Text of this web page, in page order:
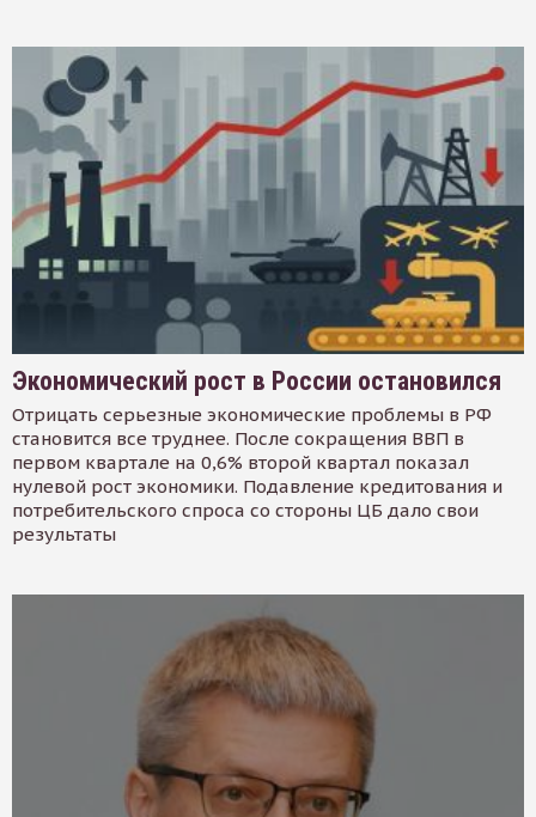
Экономический рост в России остановился
Отрицать серьезные экономические проблемы в РФ
становится все труднее. После сокращения ВВП в
первом квартале на 0,6% второй квартал показал
нулевой рост экономики. Подавление кредитования и
потребительского спроса со стороны ЦБ дало свои
результаты